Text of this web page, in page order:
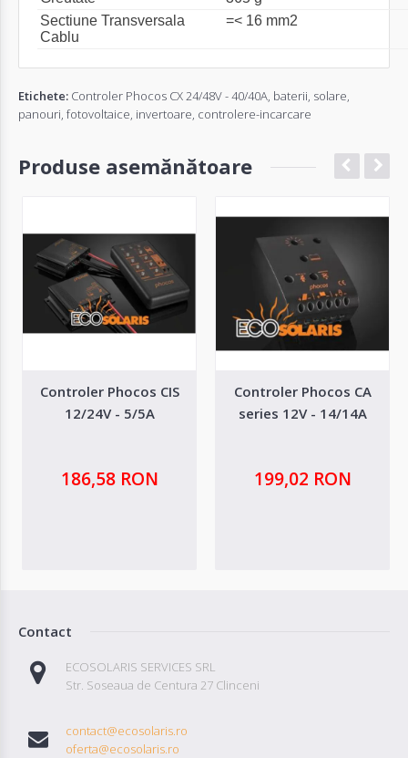
Sectiune Transversala
Cablu
=< 16 mm2
Etichete: Controler Phocos CX 24/48V - 40/40A baterii solare
panouri fotovoltaice invertoare controlere-incarcare
Produse asemănătoare
Controler Phocos CIS
12/24V - 5/5A
186,58 RON
Controler Phocos CA
series 12V - 14/14A
199,02 RON
Contact
ECOSOLARIS SERVICES SRL
Str. Soseaua de Centura 27 Clinceni
contact@ecosolaris.ro
oferta@ecosolaris.ro